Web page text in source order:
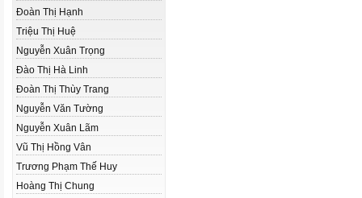
Đoàn Thị Hạnh
Triệu Thị Huệ
Nguyễn Xuân Trọng
Đào Thị Hà Linh
Đoàn Thị Thùy Trang
Nguyễn Văn Tường
Nguyễn Xuân Lãm
Vũ Thị Hồng Vân
Trương Phạm Thế Huy
Hoàng Thị Chung